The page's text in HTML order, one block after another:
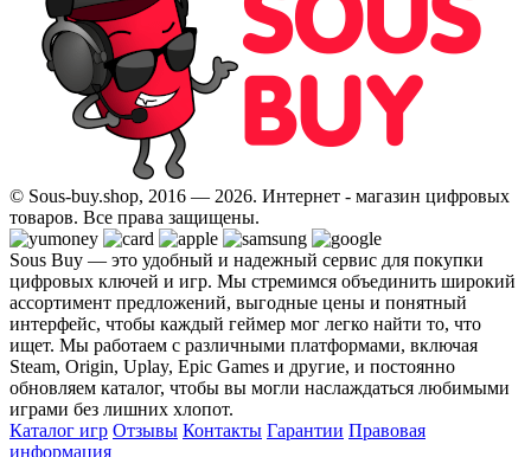
© Sous-buy.shop, 2016 — 2026. Интернет - магазин цифровых
товаров. Все права защищены.
Sous Buy — это удобный и надежный сервис для покупки
цифровых ключей и игр. Мы стремимся объединить широкий
ассортимент предложений, выгодные цены и понятный
интерфейс, чтобы каждый геймер мог легко найти то, что
ищет. Мы работаем с различными платформами, включая
Steam, Origin, Uplay, Epic Games и другие, и постоянно
обновляем каталог, чтобы вы могли наслаждаться любимыми
играми без лишних хлопот.
Каталог игр Отзывы Контакты Гарантии Правовая
информация